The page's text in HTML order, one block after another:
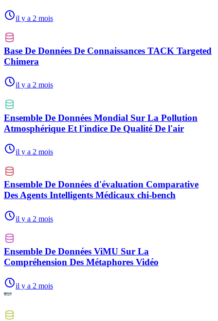
il y a 2 mois
Base De Données De Connaissances TACK Targeted
Chimera
il y a 2 mois
Ensemble De Données Mondial Sur La Pollution
Atmosphérique Et l'indice De Qualité De l'air
il y a 2 mois
Ensemble De Données d'évaluation Comparative
Des Agents Intelligents Médicaux chi-bench
il y a 2 mois
Ensemble De Données ViMU Sur La
Compréhension Des Métaphores Vidéo
il y a 2 mois